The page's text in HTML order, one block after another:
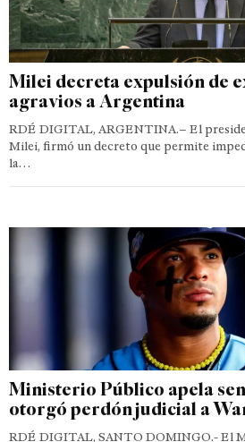
Milei decreta expulsión de
agravios a Argentina
RDÉ DIGITAL, ARGENTINA.– El
Milei, firmó un decreto que permite
la…
Ministerio Público apela
otorgó perdón judicial a
RDÉ DIGITAL, SANTO DOMINGO.- El